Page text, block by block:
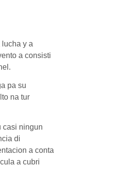
y a
a consisti
pa su
na tur
casi ningun
di
a conta
a cubri